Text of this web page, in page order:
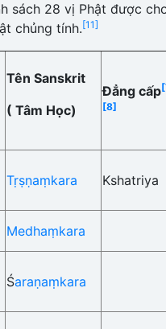
sách 28 vị Phật được
chủng tính.[11]
Tên Sanskrit
( Tâm Học)
Đẳng cấp
[8]
Tṛṣṇaṃkara Kshatriya
Medhaṃkara
Śaraṇaṃkara